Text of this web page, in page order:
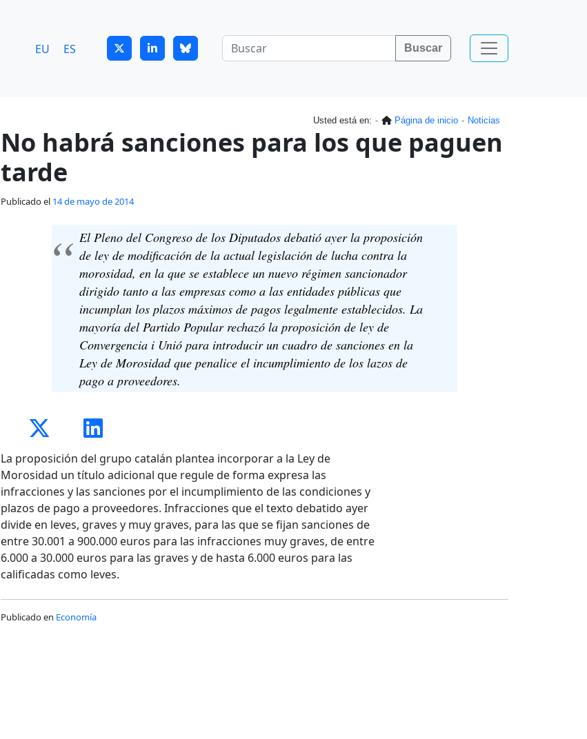
EU ES Buscar
Usted está en: Página de inicio Noticias
No habrá sanciones para los que paguen
tarde
Publicado el 14 de mayo de 2014
El Pleno del Congreso de los Diputados debatió ayer la proposición
de ley de modificación de la actual legislación de lucha contra la
morosidad, en la que se establece un nuevo régimen sancionador
dirigido tanto a las empresas como a las entidades públicas que
incumplan los plazos máximos de pagos legalmente establecidos. La
mayoría del Partido Popular rechazó la proposición de ley de
Convergencia i Unió para introducir un cuadro de sanciones en la
Ley de Morosidad que penalice el incumplimiento de los lazos de
pago a proveedores.
La proposición del grupo catalán plantea incorporar a la Ley de
Morosidad un título adicional que regule de forma expresa las
infracciones y las sanciones por el incumplimiento de las condiciones y
plazos de pago a proveedores. Infracciones que el texto debatido ayer
divide en leves, graves y muy graves, para las que se fijan sanciones de
entre 30.001 a 900.000 euros para las infracciones muy graves, de entre
6.000 a 30.000 euros para las graves y de hasta 6.000 euros para las
calificadas como leves.
Publicado en Economía